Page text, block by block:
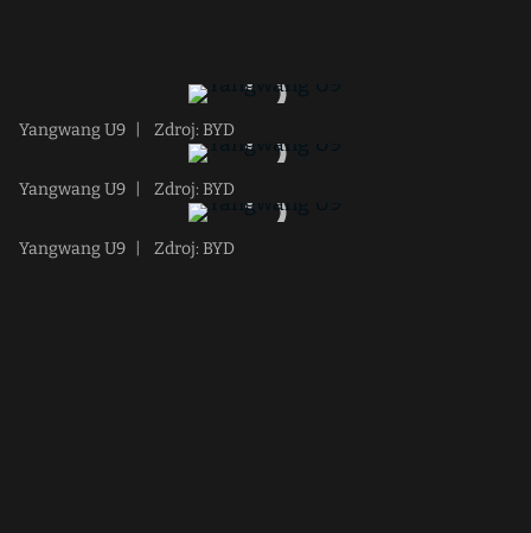
Yangwang U9 Zdroj: BYD
Yangwang U9 Zdroj: BYD
Yangwang U9 Zdroj: BYD